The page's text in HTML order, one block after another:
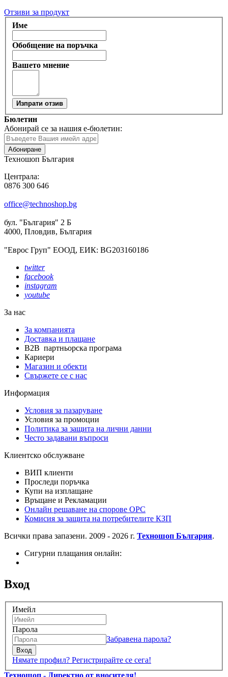
Отзиви за продукт
Име
Обобщение на поръчка
Вашето мнение
Изпрати отзив
Бюлетин
Абонирай се за нашия е-бюлетин:
Абониране
Техношоп България
Централа:
0876 300 646
office@technoshop.bg
бул. "България" 2 Б
4000, Пловдив, България
"Еврос Груп" ЕООД, ЕИК: BG203160186
twitter
facebook
instagram
youtube
За нас
За компанията
Доставка и плащане
B2B партньорска програма
Кариери
Магазин и обекти
Свържете се с нас
Информация
Условия за пазаруване
Условия за промоции
Политика за защита на лични данни
Често задавани въпроси
Клиентско обслужване
ВИП клиенти
Проследи поръчка
Купи на изплащане
Връщане и Рекламации
Онлайн решаване на спорове OPC
Комисия за защита на потребителите КЗП
Всички права запазени. 2009 - 2026 г. Техношоп България.
Сигурни плащания онлайн:
Вход
Имейл
Парола
Забравена парола?
Вход
Нямате профил? Регистрирайте се сега!